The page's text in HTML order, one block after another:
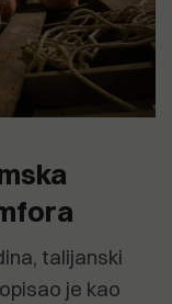
talijanski
je kao